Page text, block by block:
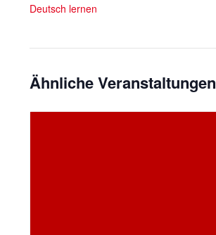
Deutsch lernen
Ähnliche Veranstaltungen